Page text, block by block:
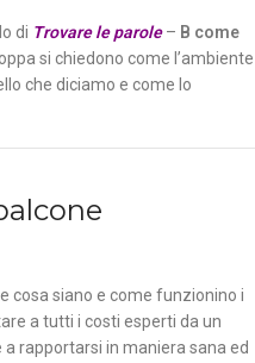
di Trovare le parole– B come
si chiedono come l’ambiente
che diciamo e come lo
cosa siano e come funzionino i
a tutti i costi esperti da un
rapportarsi in maniera sana ed